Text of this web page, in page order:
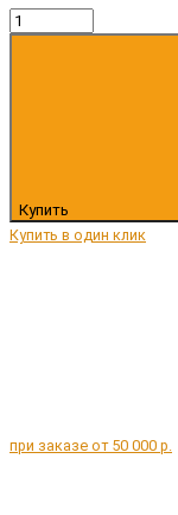
Купить
Купить в один клик
при заказе от 50 000 р.